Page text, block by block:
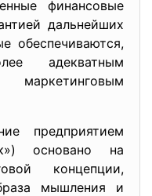
финансовые
дальнейших
обеспечиваются,
адекватным
предприятием
основано на
концепции,
мышления и